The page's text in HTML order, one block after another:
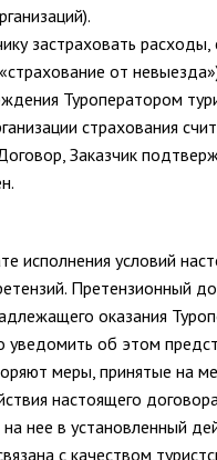
застраховать
от
Туроператором
страхования
Заказчик
исполнения условий
Претензионный
оказания
уведомить об этом
меры, принятые на
настоящего
нее в установленный
с качеством